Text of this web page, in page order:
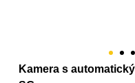
Kamera s